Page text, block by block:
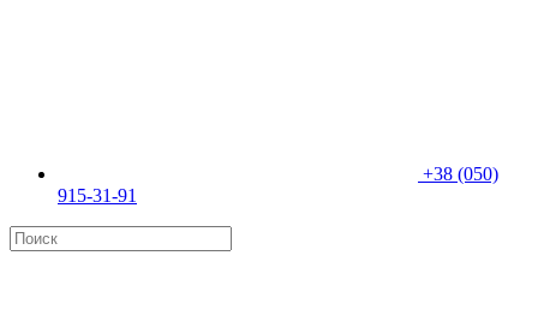
+38 (050)
915-31-91